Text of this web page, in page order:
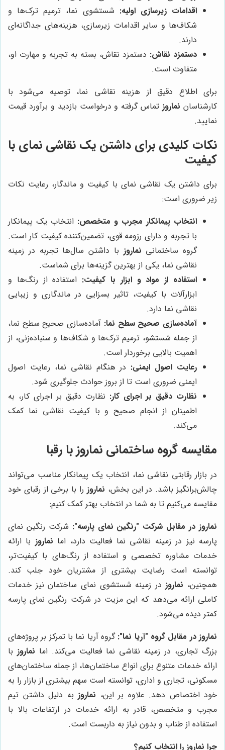
اقدامات زیرسازی اولیه: شستشوی نما، ترمیم ترک‌ها و
شکاف‌ها و سایر اقدامات زیرسازی، هزینه‌های جداگانه‌ای
دارند.
دستمزد نقاش: دستمزد نقاش، بسته به تجربه و مهارت او،
متفاوت است.
برای اطلاع دقیق از هزینه نقاشی نما، توصیه می‌شود با
کارشناسان نماروز تماس گرفته و درخواست بازدید و برآورد قیمت
نمایید.
نکات کلیدی برای داشتن یک نقاشی نمای با
کیفیت
برای داشتن یک نقاشی نمای با کیفیت و ماندگار، رعایت نکات
زیر ضروری است:
انتخاب پیمانکار مجرب و متخصص: انتخاب یک پیمانکار
با تجربه و دارای رزومه قوی، تضمین‌کننده کیفیت کار است.
گروه ساختمانی نماروز با داشتن سال‌ها تجربه در زمینه
نقاشی نما، یکی از بهترین گزینه‌ها برای شماست.
استفاده از مواد و ابزار با کیفیت: استفاده از رنگ‌ها و
ابزارآلات با کیفیت، تاثیر بسزایی در ماندگاری و زیبایی
نقاشی نما دارد.
آماده‌سازی صحیح سطح نما: آماده‌سازی صحیح سطح نما،
از جمله شستشو، ترمیم ترک‌ها و شکاف‌ها و سنباده‌زنی، از
اهمیت بالایی برخوردار است.
رعایت اصول ایمنی: در هنگام نقاشی نما، رعایت اصول
ایمنی ضروری است تا از بروز حوادث جلوگیری شود.
نظارت دقیق بر اجرای کار: نظارت دقیق بر اجرای کار، به
اطمینان از انجام صحیح و با کیفیت نقاشی نما کمک
می‌کند.
مقایسه گروه ساختمانی نماروز با رقبا
در بازار رقابتی نقاشی نما، انتخاب یک پیمانکار مناسب می‌تواند
چالش‌برانگیز باشد. در این بخش، نماروز را با برخی از رقبای خود
مقایسه می‌کنیم تا به شما در انتخاب بهتر کمک کنیم:
نماروز در مقابل شرکت "رنگین نمای پارسه": شرکت رنگین نمای
پارسه نیز در زمینه نقاشی نما فعالیت دارد، اما نماروز با ارائه
خدمات مشاوره تخصصی و استفاده از رنگ‌های با کیفیت‌تر،
توانسته است رضایت بیشتری از مشتریان خود جلب کند.
همچنین، نماروزدر زمینه شستشوی نمای ساختمان نیز خدمات
کاملی ارائه می‌دهد که این مزیت در شرکت رنگین نمای پارسه
کمتر دیده می‌شود.
نماروز در مقابل گروه "آریا نما": گروه آریا نما با تمرکز بر پروژه‌های
بزرگ تجاری، در زمینه نقاشی نما فعالیت می‌کند. اما نماروز با
ارائه خدمات متنوع برای انواع ساختمان‌ها، از جمله ساختمان‌های
مسکونی، تجاری و اداری، توانسته است سهم بیشتری از بازار را به
خود اختصاص دهد. علاوه بر این، نماروز به دلیل داشتن تیم
مجرب و متخصص، قادر به ارائه خدمات در ارتفاعات بالا با
استفاده از طناب و بدون نیاز به داربست است.
چرا نماروز را انتخاب کنیم؟